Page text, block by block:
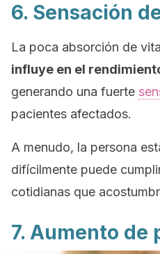
6. Sensación
La poca absorción de
influye en el
generando una fuerte
pacientes afectados.
A menudo, la persona
difícilmente puede
cotidianas que
7. Aumento de